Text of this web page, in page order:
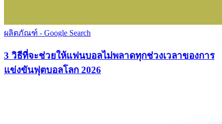
ผลิตภัณฑ์ - Google Search
3 วิธีที่จะช่วยให้แฟนบอลไม่พลาดทุกช่วงเวลาของการ
แข่งขันฟุตบอลโลก 2026